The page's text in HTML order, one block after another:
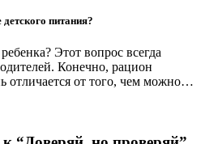
питания?
Этот вопрос всегда
Конечно, рацион
отличается от того, чем можно…